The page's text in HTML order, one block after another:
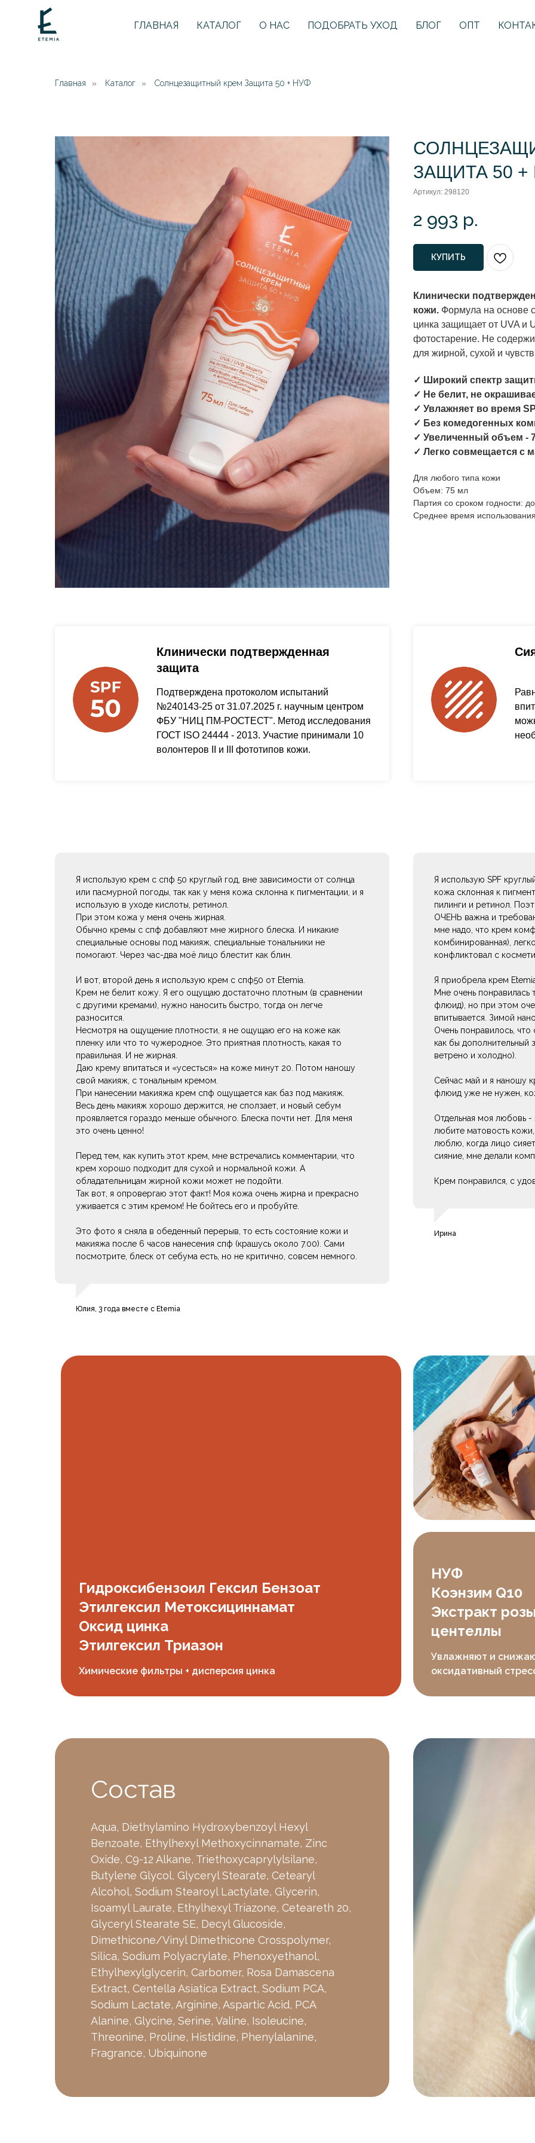
ГЛАВНАЯ КАТАЛОГ О НАС ПОДОБРАТЬ УХОД БЛОГ ОПТ
Главная » Каталог » Солнцезащитный крем Защита 50 + НУФ
ЗАЩИТА 50 +
Артикул: 298120
2 993 р.
КУПИТЬ
Клинически
кожи. Формула на основе
цинка защищает от UVA и
фотостарение. Не
для жирной, сухой и
✓ Широкий спектр
✓ Не белит, не
✓ Увлажняет во время
✓ Без комедогенных
✓ Увеличенный объем -
✓ Легко совмещается с
Для любого типа кожи
Объем: 75 мл
Партия со сроком годности:
Среднее время
Клинически подтвержденная
защита
Подтверждена протоколом испытаний
№240143-25 от 31.07.2025 г. научным центром
ФБУ "НИЦ ПМ-РОСТЕСТ". Метод исследования
ГОСТ ISO 24444 - 2013. Участие принимали 10
волонтеров II и III фототипов кожи.
Я использую крем с спф 50 круглый год, вне зависимости от солнца
или пасмурной погоды, так как у меня кожа склонна к пигментации, и я
использую в уходе кислоты, ретинол.
При этом кожа у меня очень жирная.
Обычно кремы с спф добавляют мне жирного блеска. И никакие
специальные основы под макияж, специальные тональники не
помогают. Через час-два моё лицо блестит как блин.
И вот, второй день я использую крем с спф50 от Etemia.
Крем не белит кожу. Я его ощущаю достаточно плотным (в сравнении
с другими кремами), нужно наносить быстро, тогда он легче
разносится.
Несмотря на ощущение плотности, я не ощущаю его на коже как
пленку или что то чужеродное. Это приятная плотность, какая то
правильная. И не жирная.
Даю крему впитаться и «усесться» на коже минут 20. Потом наношу
свой макияж, с тональным кремом.
При нанесении макияжа крем спф ощущается как баз под макияж.
Весь день макияж хорошо держится, не сползает, и новый себум
проявляется гораздо меньше обычного. Блеска почти нет. Для меня
это очень ценно!
Перед тем, как купить этот крем, мне встречались комментарии, что
крем хорошо подходит для сухой и нормальной кожи. А
обладательницам жирной кожи может не подойти.
Так вот, я опровергаю этот факт! Моя кожа очень жирна и прекрасно
уживается с этим кремом! Не бойтесь его и пробуйте.
Это фото я сняла в обеденный перерыв, то есть состояние кожи и
макияжа после 6 часов нанесения спф (крашусь около 7.00). Сами
посмотрите, блеск от себума есть, но не критично, совсем немного.
Юлия, 3 года вместе с Etemia
Я использую SPF
кожа склонная к
пилинги и ретинол.
ОЧЕНЬ важна и
мне надо, что крем
комбинированная),
конфликтовал с
Я приобрела крем
Мне очень понравилась
флюид), но при этом
впитывается. Зимой
Очень понравилось,
как бы
ветрено и холодно).
Сейчас май и я наношу
флюид уже не нужен,
Отдельная моя любовь
любите матовость
люблю, когда лицо
сияние, мне делали
Крем понравился, с
Ирина
Гидроксибензоил Гексил Бензоат
Этилгексил Метоксициннамат
Оксид цинка
Этилгексил Триазон
Химические фильтры + дисперсия цинка
.
НУФ
Коэнзим Q10
Экстракт
центеллы
Увлажняют и
оксидативный
Состав
Aqua, Diethylamino Hydroxybenzoyl Hexyl
Benzoate, Ethylhexyl Methoxycinnamate, Zinc
Oxide, C9-12 Alkane, Triethoxycaprylylsilane,
Butylene Glycol, Glyceryl Stearate, Cetearyl
Alcohol, Sodium Stearoyl Lactylate, Glycerin,
Isoamyl Laurate, Ethylhexyl Triazone, Ceteareth 20,
Glyceryl Stearate SE, Decyl Glucoside,
Dimethicone/Vinyl Dimethicone Crosspolymer,
Silica, Sodium Polyacrylate, Phenoxyethanol,
Ethylhexylglycerin, Carbomer, Rosa Damascena
Extract, Centella Asiatica Extract, Sodium PCA,
Sodium Lactate, Arginine, Aspartic Acid, PCA
Alanine, Glycine, Serine, Valine, Isoleucine,
Threonine, Proline, Histidine, Phenylalanine,
Fragrance, Ubiquinone